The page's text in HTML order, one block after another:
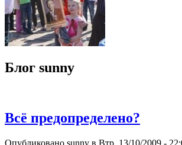
Блог sunny
Всё предопределено?